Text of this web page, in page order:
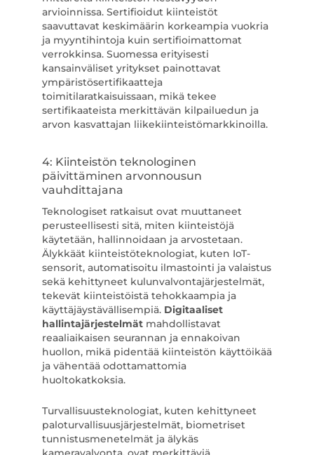
arvioinnissa. Sertifioidut kiinteistöt
saavuttavat keskimäärin korkeampia vuokria
ja myyntihintoja kuin sertifioimattomat
verrokkinsa. Suomessa erityisesti
kansainväliset yritykset painottavat
ympäristösertifikaatteja
toimitilaratkaisuissaan, mikä tekee
sertifikaateista merkittävän kilpailuedun ja
arvon kasvattajan liikekiinteistömarkkinoilla.
4: Kiinteistön teknologinen
päivittäminen arvonnousun
vauhdittajana
Teknologiset ratkaisut ovat muuttaneet
perusteellisesti sitä, miten kiinteistöjä
käytetään, hallinnoidaan ja arvostetaan.
Älykkäät kiinteistöteknologiat, kuten IoT-
sensorit, automatisoitu ilmastointi ja valaistus
sekä kehittyneet kulunvalvontajärjestelmät,
tekevät kiinteistöistä tehokkaampia ja
käyttäjäystävällisempiä. Digitaaliset
hallintajärjestelmätmahdollistavat
reaaliaikaisen seurannan ja ennakoivan
huollon, mikä pidentää kiinteistön käyttöikää
ja vähentää odottamattomia
huoltokatkoksia.
Turvallisuusteknologiat, kuten kehittyneet
paloturvallisuusjärjestelmät, biometriset
tunnistusmenetelmät ja älykäs